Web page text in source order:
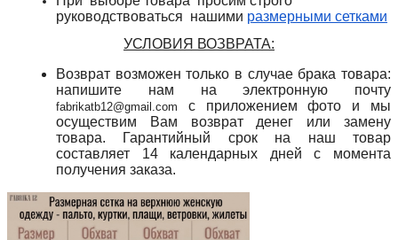
руководствоваться нашими размерными сетками
УСЛОВИЯ ВОЗВРАТА:
Возврат возможен только в случае брака товара:
напишите нам на электронную почту
fabrikatb12@gmail.com
с приложением фото и мы
осуществим Вам возврат денег или замену
товара. Гарантийный срок на наш товар
составляет 14 календарных дней с момента
получения заказа.